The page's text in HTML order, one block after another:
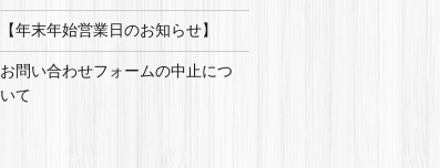
【年末年始営業日のお知らせ】
お問い合わせフォームの中止につ
いて